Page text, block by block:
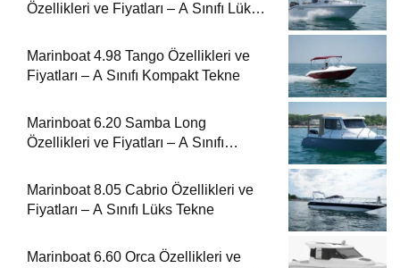
Özellikleri ve Fiyatları – A Sınıfı Lüks
Marinboat 4.98 Tango Özellikleri ve
Fiyatları – A Sınıfı Kompakt Tekne
Marinboat 6.20 Samba Long
Özellikleri ve Fiyatları – A Sınıfı
Marinboat 8.05 Cabrio Özellikleri ve
Fiyatları – A Sınıfı Lüks Tekne
Marinboat 6.60 Orca Özellikleri ve